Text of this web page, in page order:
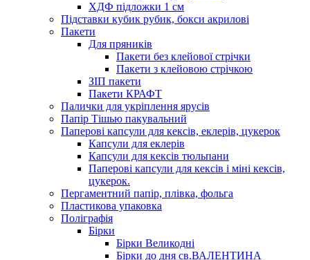
ХДФ підложки 1 см
Підставки кубик рубик, бокси акрилові
Пакети
Для пряників
Пакети без клейової стрічки
Пакети з клейовою стрічкою
ЗІП пакети
Пакети КРАФТ
Палички для укріплення ярусів
Папір Тішью пакувальний
Паперові капсули для кексів, еклерів, цукерок
Капсули для еклерів
Капсули для кексів тюльпани
Паперові капсули для кексів і міні кексів,
цукерок.
Пергаментний папір, плівка, фольга
Пластикова упаковка
Поліграфія
Бірки
Бірки Великодні
Бірки до дня св.ВАЛЕНТИНА